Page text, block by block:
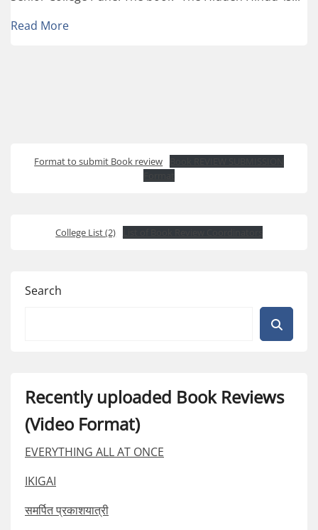
Read More
Format to submit Book review
College List (2)
Search
Recently uploaded Book Reviews
(Video Format)
EVERYTHING ALL AT ONCE
IKIGAI
समर्पित प्रकाशयात्री